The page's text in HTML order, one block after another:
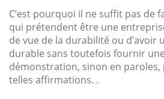
C’est pourquoi il ne suffit pas de
qui prétendent être une
de vue de la durabilité ou d’avoir
durable sans toutefois fournir une
démonstration, sinon en paroles,
telles affirmations. .